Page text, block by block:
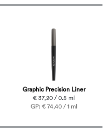
Graphic Precision Liner
€ 37,20 / 0.5 ml
GP: € 74,40 / 1 ml